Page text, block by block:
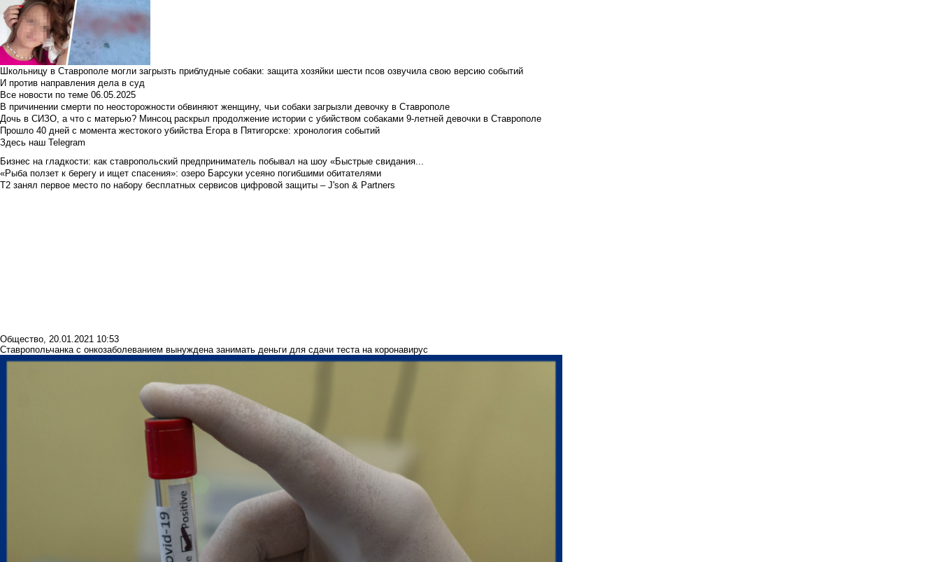
Школьницу в Ставрополе могли загрызть приблудные собаки: защита хозяйки шести псов озвучила свою версию событий
И против направления дела в суд
Все новости по теме 06.05.2025
В причинении смерти по неосторожности обвиняют женщину, чьи собаки загрызли девочку в Ставрополе
Дочь в СИЗО, а что с матерью? Минсоц раскрыл продолжение истории с убийством собаками 9-летней девочки в Ставрополе
Прошло 40 дней с момента жестокого убийства Егора в Пятигорске: хронология событий
Здесь наш Telegram
Бизнес на гладкости: как ставропольский предприниматель побывал на шоу «Быстрые свидания...
«Рыба ползет к берегу и ищет спасения»: озеро Барсуки усеяно погибшими обитателями
Т2 занял первое место по набору бесплатных сервисов цифровой защиты – J'son & Partners
Общество, 20.01.2021 10:53
Ставропольчанка с онкозаболеванием вынуждена занимать деньги для сдачи теста на коронавирус